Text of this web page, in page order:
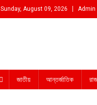
Sunday, August 09, 2026 Admin
জাতীয় আন্তর্জাতিক